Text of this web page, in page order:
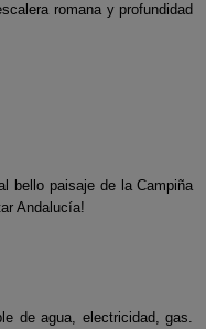
romana y profundidad
bello paisaje de la Campiña
Andalucía!
de agua, electricidad, gas.